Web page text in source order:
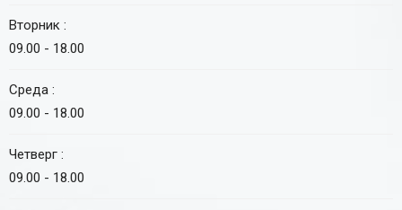
Вторник :
09.00 - 18.00
Среда :
09.00 - 18.00
Четверг :
09.00 - 18.00